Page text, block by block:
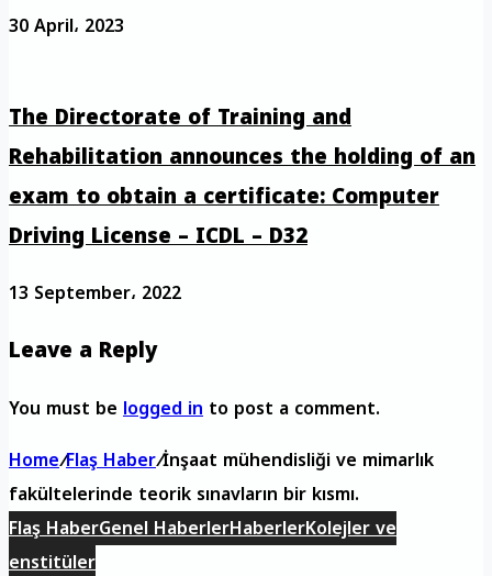
30 April، 2023
The Directorate of Training and
Rehabilitation announces the holding of an
exam to obtain a certificate: Computer
Driving License – ICDL – D32
13 September، 2022
Leave a Reply
You must belogged into post a comment.
Home/Flaş Haber/İnşaat mühendisliği ve mimarlık
fakültelerinde teorik sınavların bir kısmı.
Flaş HaberGenel HaberlerHaberlerKolejler ve
enstitüler